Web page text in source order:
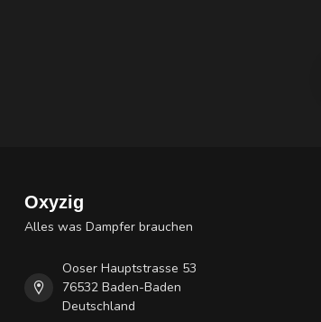
Oxyzig
Alles was Dampfer brauchen
Ooser Hauptstrasse 53
76532 Baden-Baden
Deutschland